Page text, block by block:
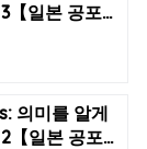
【일본 공포…
의미를 알게
【일본 공포…